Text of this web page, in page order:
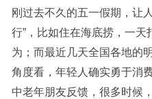
刚过去不久的五一假期，让
行”，比如住在海底捞，一
为；而最近几天全国各地的
角度看，年轻人确实勇于消
中老年朋友反馈，很多时候